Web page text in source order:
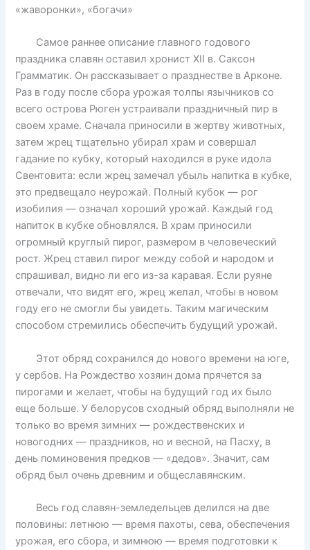
«жаворонки», «богачи»
Самое раннее описание главного годового
праздника славян оставил хронист XII в. Саксон
Грамматик. Он рассказывает о празднестве в Арконе.
Раз в году после сбора урожая толпы язычников со
всего острова Рюген устраивали праздничный пир в
своем храме. Сначала приносили в жертву животных,
затем жрец тщательно убирал храм и совершал
гадание по кубку, который находился в руке идола
Свентовита: если жрец замечал убыль напитка в кубке,
это предвещало неурожай. Полный кубок — рог
изобилия — означал хороший урожай. Каждый год
напиток в кубке обновлялся. В храм приносили
огромный круглый пирог, размером в человеческий
рост. Жрец ставил пирог между собой и народом и
спрашивал, видно ли его из-за каравая. Если руяне
отвечали, что видят его, жрец желал, чтобы в новом
году его не смогли бы увидеть. Таким магическим
способом стремились обеспечить будущий урожай.
Этот обряд сохранился до нового времени на юге,
у сербов. На Рождество хозяин дома прячется за
пирогами и желает, чтобы на будущий год их было
еще больше. У белорусов сходный обряд выполняли не
только во время зимних — рождественских и
новогодних — праздников, но и весной, на Пасху, в
день поминовения предков — «дедов». Значит, сам
обряд был очень древним и общеславянским.
Весь год славян-земледельцев делился на две
половины: летнюю — время пахоты, сева, обеспечения
урожая, его сбора, и зимнюю — время подготовки к